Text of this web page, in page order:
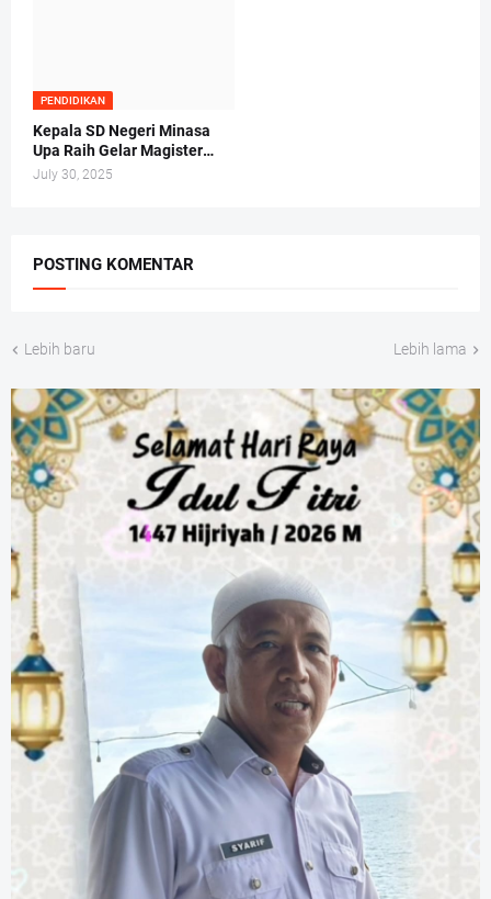
PENDIDIKAN
Kepala SD Negeri Minasa
Upa Raih Gelar Magister
Hukum Tepat di Hari Anak
July 30, 2025
POSTING KOMENTAR
Lebih baru Lebih lama